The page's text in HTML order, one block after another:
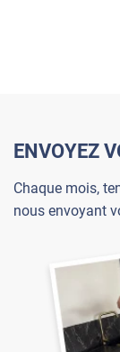
ENVOYEZ
Chaque mois,
nous envoyant